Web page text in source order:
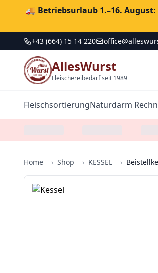
🚚 Betriebsurlaub 1.–16. August:
+43 (664) 15 14 220
AllesWurst
Fleischereibedarf seit 1989
FleischsortierungNaturdarm
Home › Shop › KESSEL ›